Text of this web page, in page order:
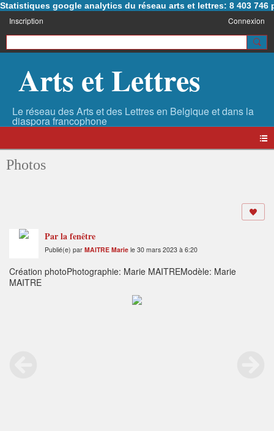
Statistiques google analytics du réseau arts et lettres: 8 403 746
Inscription Connexion
Arts et Lettres
Photos
Par la fenêtre
Publié(e) par MAITRE Marie le 30 mars 2023 à 6:20
Création photoPhotographie: Marie MAITREModèle: Marie
MAITRE